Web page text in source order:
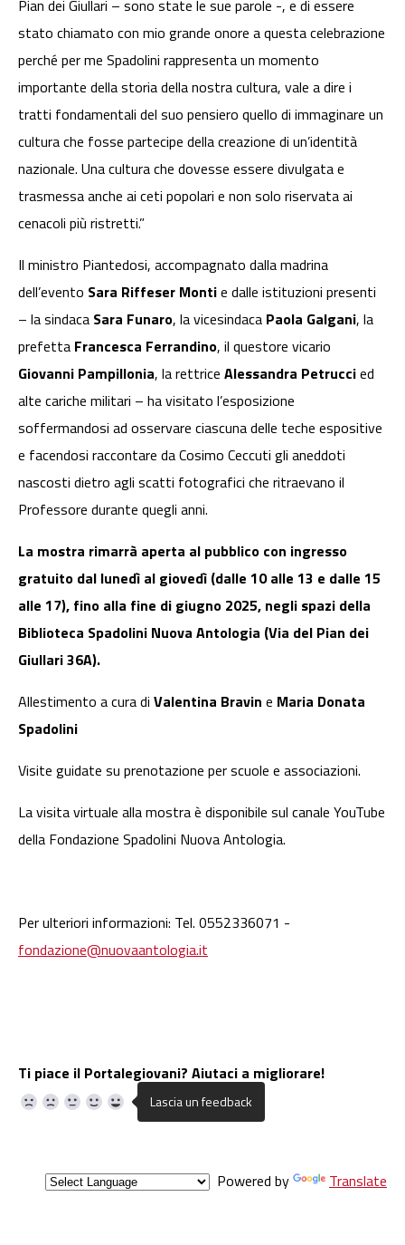
Pian dei Giullari – sono state le sue parole -, e di essere
stato chiamato con mio grande onore a questa celebrazione
perché per me Spadolini rappresenta un momento
importante della storia della nostra cultura, vale a dire i
tratti fondamentali del suo pensiero quello di immaginare un
cultura che fosse partecipe della creazione di un’identità
nazionale. Una cultura che dovesse essere divulgata e
trasmessa anche ai ceti popolari e non solo riservata ai
cenacoli più ristretti.”
Il ministro Piantedosi, accompagnato dalla madrina
dell’evento Sara Riffeser Montie dalle istituzioni presenti
– la sindaca Sara Funaro, la vicesindaca Paola Galgani, la
prefetta Francesca Ferrandino, il questore vicario
Giovanni Pampillonia, la rettrice Alessandra Petruccied
alte cariche militari – ha visitato l’esposizione
soffermandosi ad osservare ciascuna delle teche espositive
e facendosi raccontare da Cosimo Ceccuti gli aneddoti
nascosti dietro agli scatti fotografici che ritraevano il
Professore durante quegli anni.
La mostra rimarrà aperta al pubblico con ingresso
gratuito dal lunedì al giovedì (dalle 10 alle 13 e dalle 15
alle 17), fino alla fine di giugno 2025, negli spazi della
Biblioteca Spadolini Nuova Antologia (Via del Pian dei
Giullari 36A).
Allestimento a cura di Valentina Bravin e Maria Donata
Spadolini
Visite guidate su prenotazione per scuole e associazioni.
La visita virtuale alla mostra è disponibile sul canale YouTube
della Fondazione Spadolini Nuova Antologia.
Per ulteriori informazioni: Tel. 0552336071 -
fondazione@nuovaantologia.it
Ti piace il Portalegiovani? Aiutaci a migliorare!
Powered by Translate